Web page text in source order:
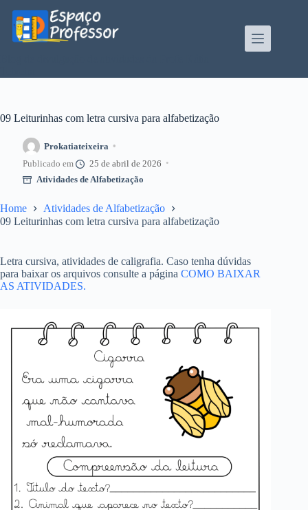
para
conteúdo
09 Leiturinhas com letra cursiva para alfabetização
Prokatiateixeira
25 de abril de 2026
Atividades de Alfabetização
Home
Atividades de Alfabetização
09 Leiturinhas com letra cursiva para alfabetização
Letra cursiva, atividades de caligrafia. Caso tenha dúvidas
para baixar os arquivos consulte a página COMO BAIXAR
AS ATIVIDADES.